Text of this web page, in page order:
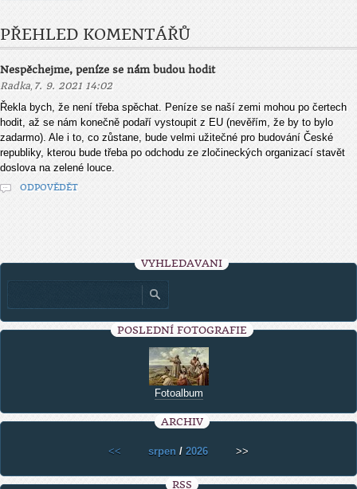
PŘEHLED KOMENTÁŘŮ
Nespěchejme, peníze se nám budou hodit
Radka, 7. 9. 2021 14:02
Řekla bych, že není třeba spěchat. Peníze se naší zemi mohou po čertech
hodit, až se nám konečně podaří vystoupit z EU (nevěřím, že by to bylo
zadarmo). Ale i to, co zůstane, bude velmi užitečné pro budování České
republiky, kterou bude třeba po odchodu ze zločineckých organizací stavět
doslova na zelené louce.
ODPOVĚDĚT
VYHLEDÁVÁNÍ
POSLEDNÍ FOTOGRAFIE
Fotoalbum
ARCHIV
<< srpen / 2026 >>
RSS